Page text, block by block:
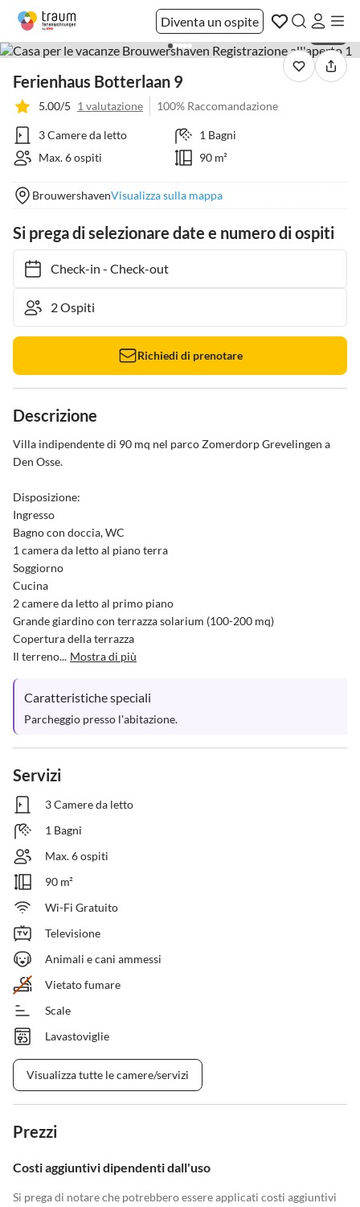
Diventa un ospite
Ferienhaus Botterlaan 9
5.00/5 1 valutazione 100% Raccomandazione
3 Camere da letto
1 Bagni
Max. 6 ospiti
90 m²
BrouwershavenVisualizza sulla mappa
Si prega di selezionare date e numero di ospiti
Check-in- Check-out
Richiedi di prenotare
Descrizione
Villa indipendente di 90 mq nel parco Zomerdorp Grevelingen a
Den Osse.
Disposizione:
Ingresso
Bagno con doccia, WC
1 camera da letto al piano terra
Soggiorno
Cucina
2 camere da letto al primo piano
Grande giardino con terrazza solarium (100-200 mq)
Copertura della terrazza
Il terreno... Mostra di più
Caratteristiche speciali
Parcheggio presso l'abitazione.
Servizi
3 Camere da letto
1 Bagni
Max. 6 ospiti
90 m²
Wi-Fi Gratuito
Televisione
Animali e cani ammessi
Vietato fumare
Scale
Lavastoviglie
Visualizza tutte le camere/servizi
Prezzi
Costi aggiuntivi dipendenti dall'uso
Si prega di notare che potrebbero essere applicati costi aggiuntivi